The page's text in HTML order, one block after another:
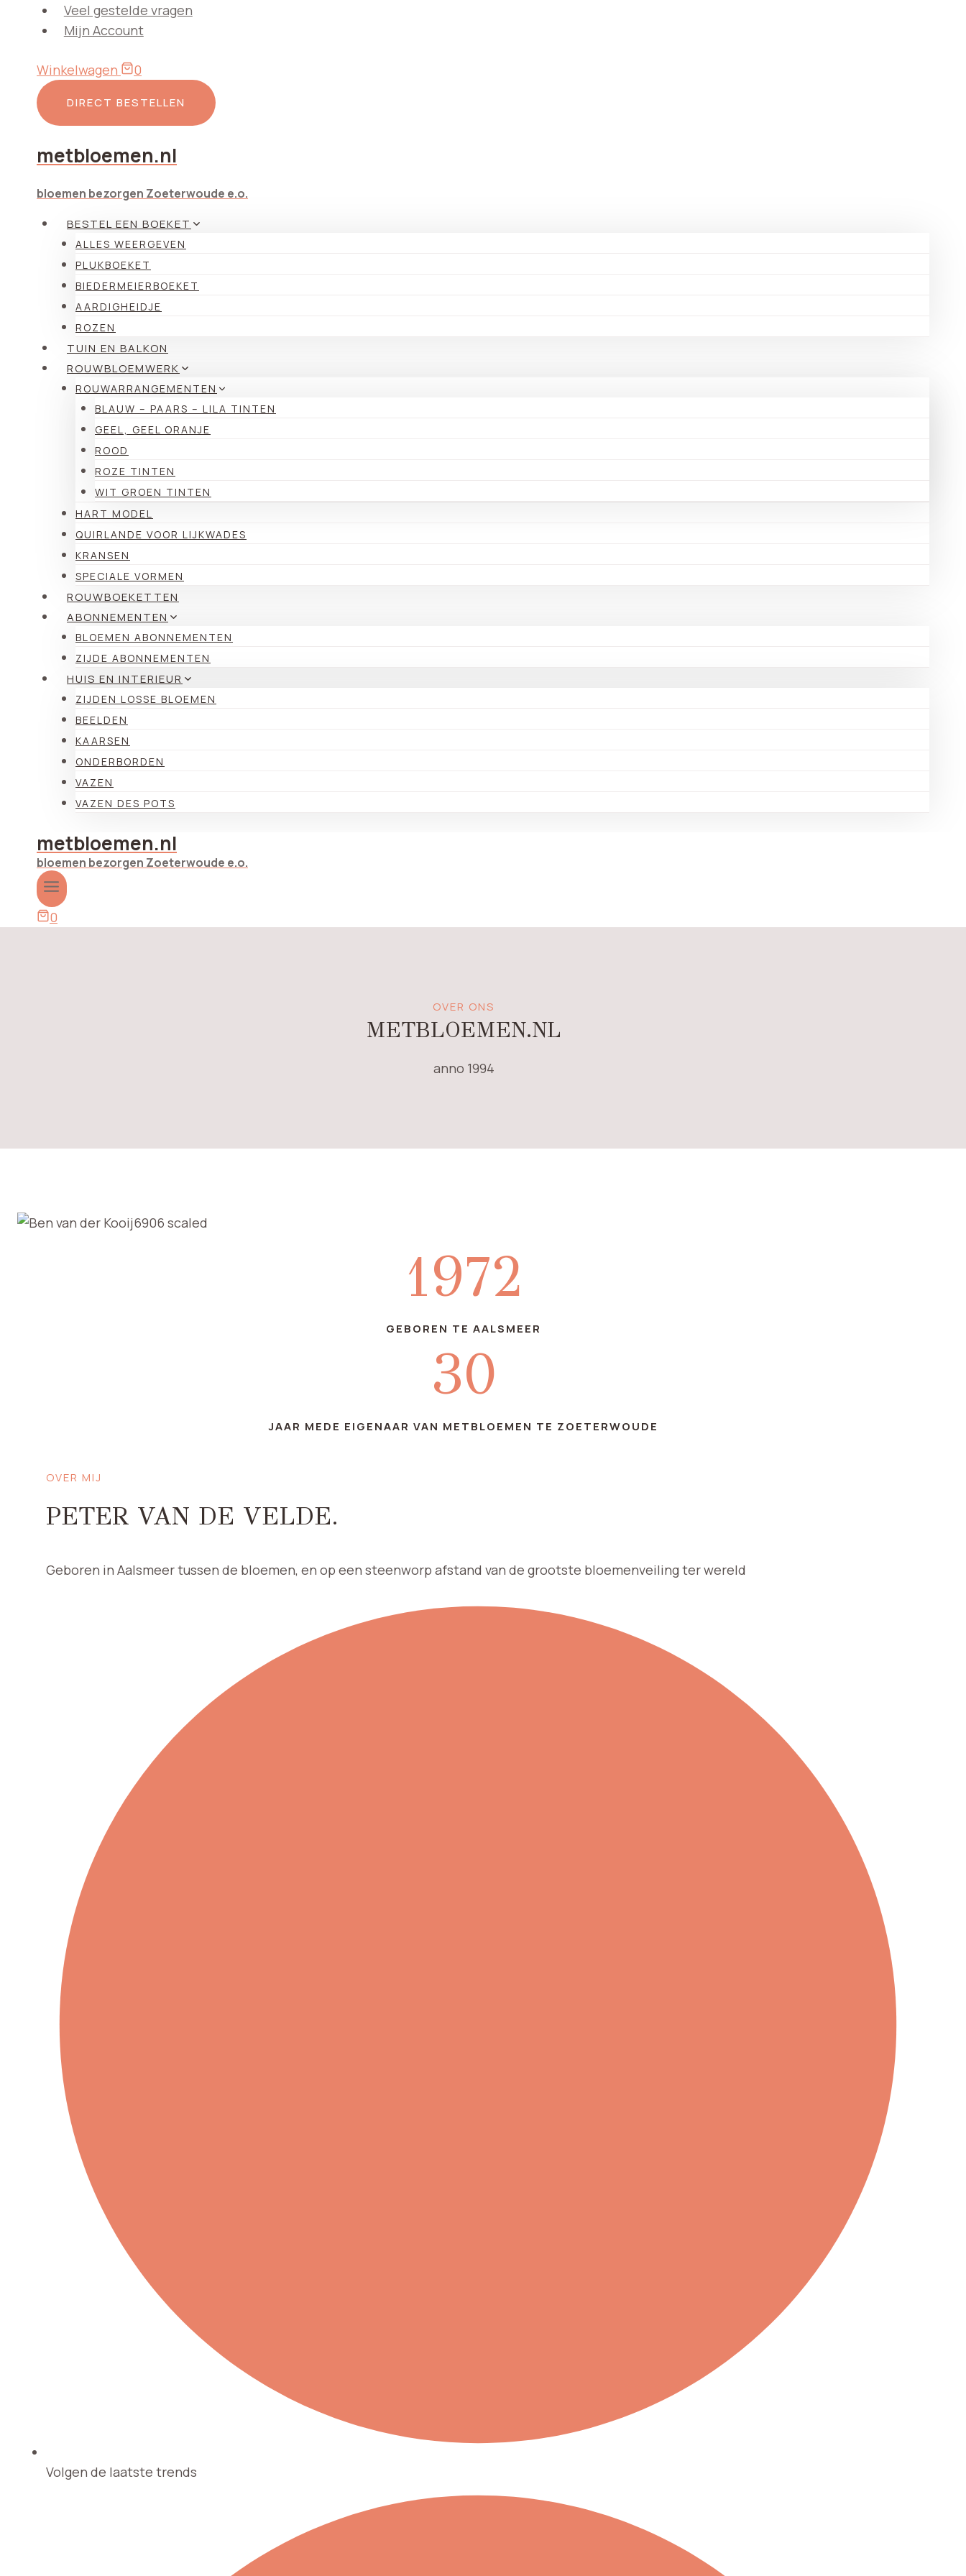
Doorgaan
Veel gestelde vragen
Mijn Account
Winkelwagen 0
DIRECT BESTELLEN
metbloemen.nl
bloemen bezorgen Zoeterwoude e.o.
BESTEL EEN BOEKET
ALLES WEERGEVEN
PLUKBOEKET
BIEDERMEIERBOEKET
AARDIGHEIDJE
ROZEN
TUIN EN BALKON
ROUWBLOEMWERK
ROUWARRANGEMENTEN
BLAUW – PAARS – LILA TINTEN
GEEL, GEEL ORANJE
ROOD
ROZE TINTEN
WIT GROEN TINTEN
HART MODEL
QUIRLANDE VOOR LIJKWADES
KRANSEN
SPECIALE VORMEN
ROUWBOEKETTEN
ABONNEMENTEN
BLOEMEN ABONNEMENTEN
ZIJDE ABONNEMENTEN
HUIS EN INTERIEUR
ZIJDEN LOSSE BLOEMEN
BEELDEN
KAARSEN
ONDERBORDEN
VAZEN
VAZEN DES POTS
metbloemen.nl
bloemen bezorgen Zoeterwoude e.o.
0
OVER ONS
METBLOEMEN.NL
anno 1994
1972
GEBOREN TE AALSMEER
30
JAAR MEDE EIGENAAR VAN METBLOEMEN TE ZOETERWOUDE
OVER MIJ
PETER VAN DE VELDE.
Geboren in Aalsmeer tussen de bloemen, en op een steenworp afstand van de grootste bloemenveiling ter wereld
Volgen de laatste trends